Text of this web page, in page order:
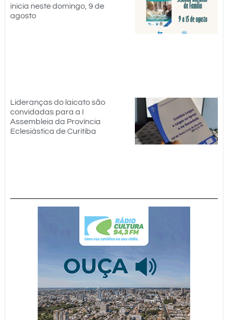
inicia neste domingo, 9 de
agosto
Lideranças do laicato são
convidadas para a I
Assembleia da Província
Eclesiástica de Curitiba